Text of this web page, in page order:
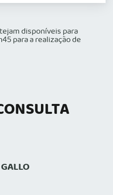
disponíveis para
para a realização de